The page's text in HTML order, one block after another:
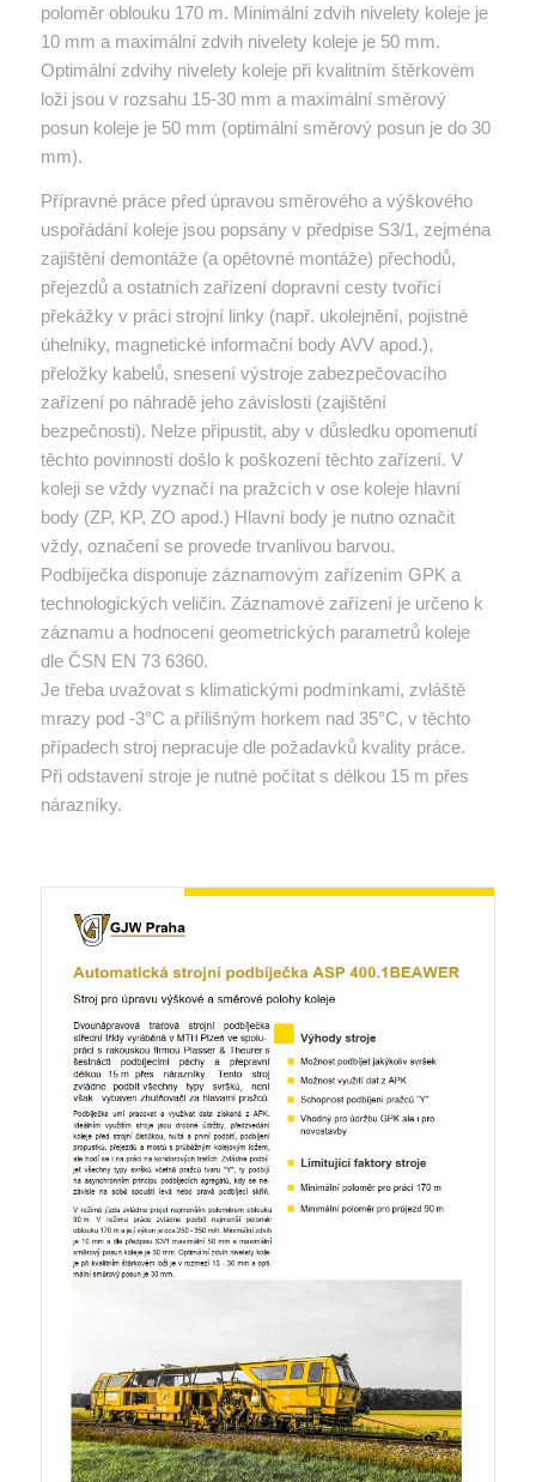
poloměr oblouku 170 m. Minimální zdvih nivelety koleje je
10 mm a maximální zdvih nivelety koleje je 50 mm.
Optimální zdvihy nivelety koleje při kvalitním štěrkovém
loži jsou v rozsahu 15-30 mm a maximální směrový
posun koleje je 50 mm (optimální směrový posun je do 30
mm).
Přípravné práce před úpravou směrového a výškového
uspořádání koleje jsou popsány v předpise S3/1, zejména
zajištění demontáže (a opětovné montáže) přechodů,
přejezdů a ostatních zařízení dopravní cesty tvořící
překážky v práci strojní linky (např. ukolejnění, pojistné
úhelníky, magnetické informační body AVV apod.),
přeložky kabelů, snesení výstroje zabezpečovacího
zařízení po náhradě jeho závislosti (zajištění
bezpečnosti). Nelze připustit, aby v důsledku opomenutí
těchto povinností došlo k poškození těchto zařízení. V
koleji se vždy vyznačí na pražcích v ose koleje hlavní
body (ZP, KP, ZO apod.) Hlavní body je nutno označit
vždy, označení se provede trvanlivou barvou.
Podbíječka disponuje záznamovým zařízením GPK a
technologických veličin. Záznamové zařízení je určeno k
záznamu a hodnocení geometrických parametrů koleje
dle ČSN EN 73 6360.
Je třeba uvažovat s klimatickými podmínkami, zvláště
mrazy pod -3°C a přílišným horkem nad 35°C, v těchto
případech stroj nepracuje dle požadavků kvality práce.
Při odstavení stroje je nutné počítat s délkou 15 m přes
nárazníky.